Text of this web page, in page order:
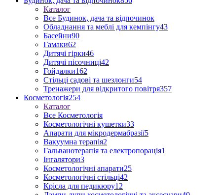
Каталог
Все Будинок, дача та відпочинок
Обладнання та меблі для кемпінгу43
Басейни90
Гамаки62
Дитячі гірки46
Дитячі пісочниці42
Гойдалки162
Стільці садові та шезлонги54
Тренажери для відкритого повітря357
Косметологія254
Каталог
Все Косметологія
Косметологічні кушетки33
Апарати для мікродермабразії5
Вакуумна терапія2
Гальванотерапія та електропорація1
Інгалятори3
Косметологічні апарати25
Косметологічні стільці42
Крісла для педикюру12